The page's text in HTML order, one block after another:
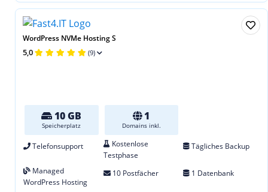
WordPress NVMe Hosting S
5,0 (9)
10 GB
Speicherplatz
1
Domains inkl.
Telefonsupport
Kostenlose
Testphase
Tägliches Backup
Managed
WordPress Hosting
10 Postfächer 1 Datenbank